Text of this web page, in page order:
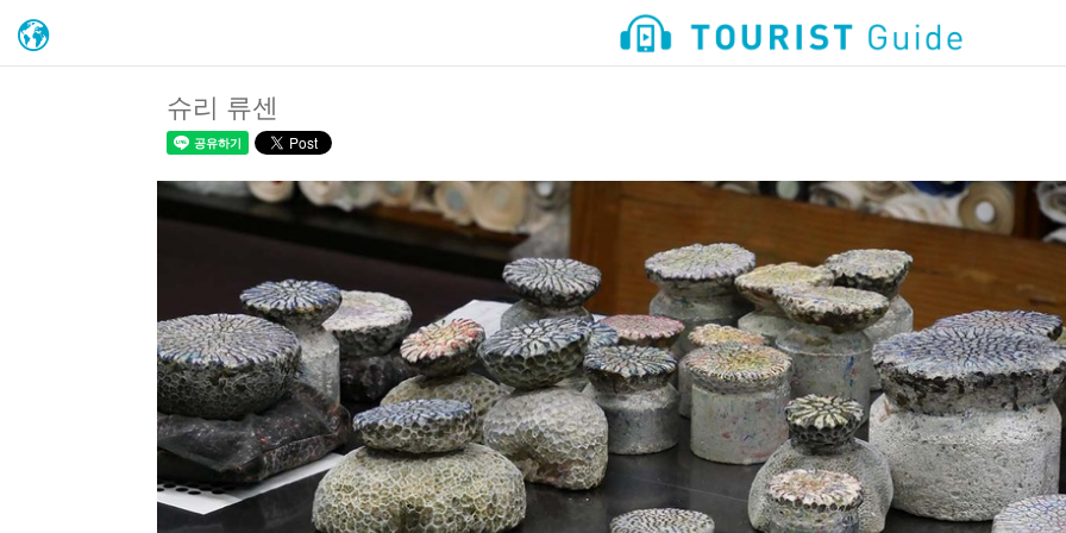
슈리 류센